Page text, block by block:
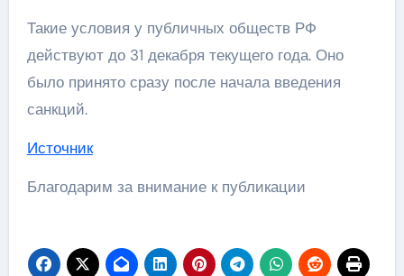
Такие условия у публичных обществ РФ
действуют до 31 декабря текущего года. Оно
было принято сразу после начала введения
санкций.
Источник
Благодарим за внимание к публикации